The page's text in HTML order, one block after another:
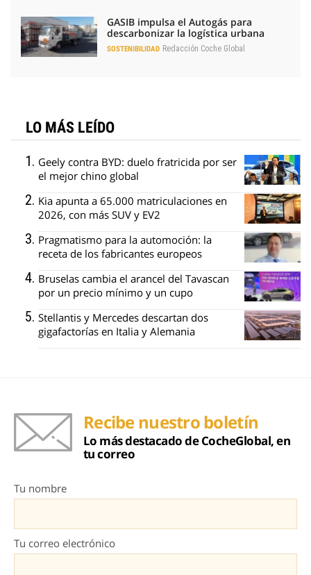
GASIB impulsa el Autogás para
descarbonizar la logística urbana
SOSTENIBILIDAD Redacción Coche Global
LO MÁS LEÍDO
Geely contra BYD: duelo fratricida por ser
el mejor chino global
Kia apunta a 65.000 matriculaciones en
2026, con más SUV y EV2
Pragmatismo para la automoción: la
receta de los fabricantes europeos
Bruselas cambia el arancel del Tavascan
por un precio mínimo y un cupo
Stellantis y Mercedes descartan dos
gigafactorías en Italia y Alemania
Recibe nuestro boletín
Lo más destacado de CocheGlobal, en
tu correo
Tu nombre
Tu correo electrónico